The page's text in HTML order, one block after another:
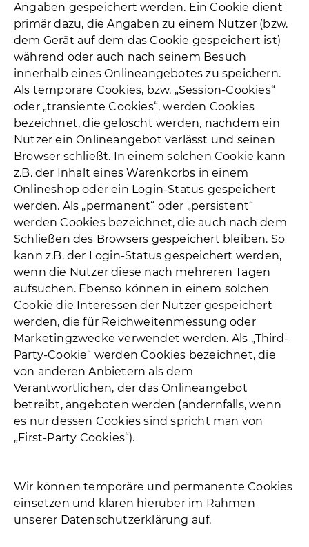
Angaben gespeichert werden. Ein Cookie dient
primär dazu, die Angaben zu einem Nutzer (bzw.
dem Gerät auf dem das Cookie gespeichert ist)
während oder auch nach seinem Besuch
innerhalb eines Onlineangebotes zu speichern.
Als temporäre Cookies, bzw. „Session-Cookies“
oder „transiente Cookies“, werden Cookies
bezeichnet, die gelöscht werden, nachdem ein
Nutzer ein Onlineangebot verlässt und seinen
Browser schließt. In einem solchen Cookie kann
z.B. der Inhalt eines Warenkorbs in einem
Onlineshop oder ein Login-Status gespeichert
werden. Als „permanent“ oder „persistent“
werden Cookies bezeichnet, die auch nach dem
Schließen des Browsers gespeichert bleiben. So
kann z.B. der Login-Status gespeichert werden,
wenn die Nutzer diese nach mehreren Tagen
aufsuchen. Ebenso können in einem solchen
Cookie die Interessen der Nutzer gespeichert
werden, die für Reichweitenmessung oder
Marketingzwecke verwendet werden. Als „Third-
Party-Cookie“ werden Cookies bezeichnet, die
von anderen Anbietern als dem
Verantwortlichen, der das Onlineangebot
betreibt, angeboten werden (andernfalls, wenn
es nur dessen Cookies sind spricht man von
„First-Party Cookies“).
Wir können temporäre und permanente Cookies
einsetzen und klären hierüber im Rahmen
unserer Datenschutzerklärung auf.